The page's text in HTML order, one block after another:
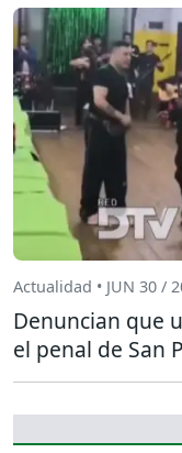
Actualidad • JUN 30 /
Denuncian que
el penal de San